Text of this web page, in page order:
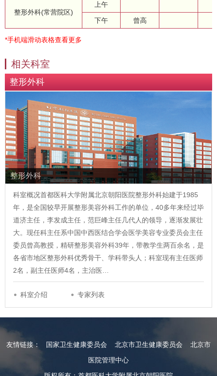
整形外科(常营院区)
上午
下午 曾高
*手机端滑动表格查看更多
相关科室
整形外科
整形外科
科室概况首都医科大学附属北京朝阳医院整形外科始建于1985
年，是全国较早开展整形美容外科工作的单位，40多年来经过毕
道济主任，李发成主任，范巨峰主任几代人的领导，逐渐发展壮
大。现任科主任系中国中西医结合学会医学美容专业委员会主任
委员曾高教授，精研整形美容外科39年，带教学生两百余名，是
各省市地区整形外科优秀骨干、学科带头人；科室现有主任医师
2名，副主任医师4名，主治医…
科室介绍 专家列表
友情链接： 国家卫生健康委员会 北京市卫生健康委员会
北京市
医院管理中心